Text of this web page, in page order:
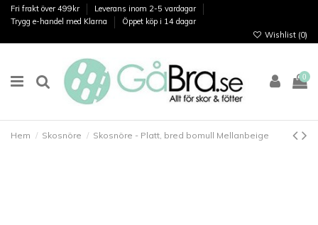
Fri frakt över 499kr
Leverans inom 2-5 vardagar
Trygg e-handel med Klarna
Öppet köp i 14 dagar
Wishlist (0)
0
Hem Skosnöre Skosnöre - Platt, bred bomull Mellanbeige